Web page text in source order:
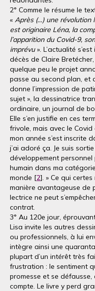
2° Comme le résume le
« Après (…) une révolution
est originaire Léna, la
l’apparition du Covid-9,
imprévu». L’actualité
décès de Claire
quelque peu le projet
passe au second plan, et
donne l’impression de
sujet », la dessinatrice
ordinaire, un journal de
Elle s’en justifie en ces
frivole, mais avec le
mon année s’est inscrite
j’ai adoré ça. Je suis
développement
humain dans ma
monde [2]. » Ce qui
manière avantageuse de
lectrice ne peut
contrat.
3° Au 120e jour,
Lisa invite les autres
ou professionnels, à lui
intègre ainsi une
plupart d’un intérêt très
frustration : le sentiment
promesse et se défausse,
compte. Le livre y perd